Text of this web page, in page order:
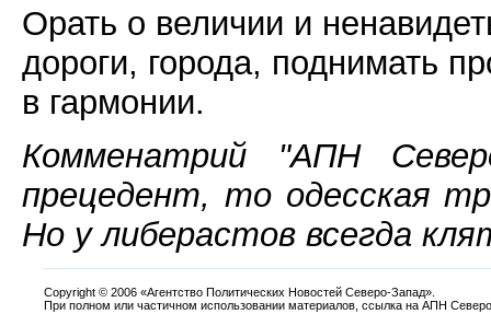
Орать о величии и
дороги, города, поднимать
в гармонии.
Комменатрий "АПН
прецедент, то одесская
Но у либерастов всегда
Copyright © 2006 «Агентство Политических Новостей Северо-Запад».
При полном или частичном использовании материалов, ссылка на АПН